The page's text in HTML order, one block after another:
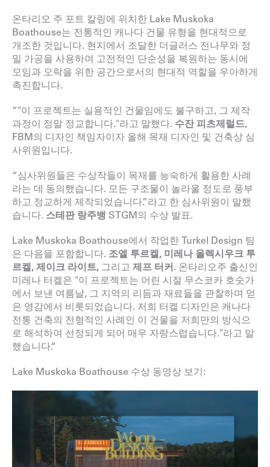
온타리오 주 포트 칼링에 위치한 Lake Muskoka
Boathouse는 전통적인 캐나다 건물 유형을 현대적으로
개조한 것입니다. 현지에서 조달한 더글러스 전나무와 정
밀 가공을 사용하여 고전적인 단순성을 복원하는 동시에
모임과 오락을 위한 공간으로서의 현대적 역할을 우아하게
촉진합니다.
“"이 프로젝트는 실용적인 건물임에도 불구하고, 그 제작
과정이 정말 정교합니다."라고 말했다. 수잔 피츠제럴드,
FBM의 디자인 책임자이자 올해 목재 디자인 및 건축상 심
사위원입니다.
“심사위원들은 수상작들이 목재를 능숙하게 활용한 사례
라는 데 동의했습니다. 모든 구조물이 놀라울 정도로 풍부
하고 정교하게 제작되었습니다.”라고 한 심사위원이 말했
습니다. 스테판 랑주뱅 STGM의 수상 발표.
Lake Muskoka Boathouse에서 작업한 Turkel Design 팀
은 다음을 포함합니다. 조엘 투르켈, 미레나 올렉시우크 투
르켈, 제이크 라이트, 그리고 제프 터커. 온타리오주 출신인
미레나 터켈은 "이 프로젝트는 어린 시절 무스코카 호숫가
에서 보낸 여름날, 그 지역의 리듬과 재료들을 관찰하며 얻
은 영감에서 비롯되었습니다. 저희 터켈 디자인은 캐나다
전통 건축의 전형적인 사례인 이 건물을 저희만의 방식으
로 해석하여 선정되게 되어 매우 자랑스럽습니다."라고 말
했습니다.“
Lake Muskoka Boathouse 수상 동영상 보기: